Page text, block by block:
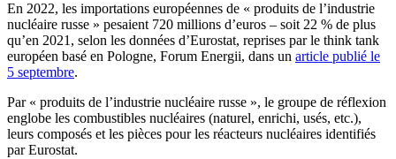
En 2022, les importations européennes de « produits de l’industrie
nucléaire russe » pesaient 720 millions d’euros – soit 22 % de plus
qu’en 2021, selon les données d’Eurostat, reprises par le think tank
européen basé en Pologne, Forum Energii, dans un article publié le
5 septembre.
Par « produits de l’industrie nucléaire russe », le groupe de réflexion
englobe les combustibles nucléaires (naturel, enrichi, usés, etc.),
leurs composés et les pièces pour les réacteurs nucléaires identifiés
par Eurostat.